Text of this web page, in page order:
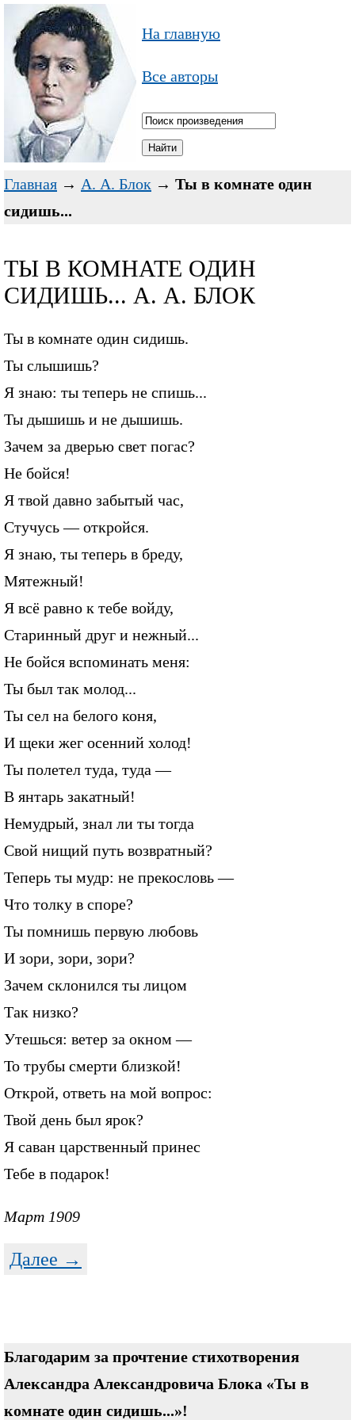
На главную
Все авторы
Главная → А. А. Блок → Ты в комнате один
сидишь...
ТЫ В КОМНАТЕ ОДИН
СИДИШЬ... А. А. БЛОК
Ты в комнате один сидишь.
Ты слышишь?
Я знаю: ты теперь не спишь...
Ты дышишь и не дышишь.
Зачем за дверью свет погас?
Не бойся!
Я твой давно забытый час,
Стучусь — откройся.
Я знаю, ты теперь в бреду,
Мятежный!
Я всё равно к тебе войду,
Старинный друг и нежный...
Не бойся вспоминать меня:
Ты был так молод...
Ты сел на белого коня,
И щеки жег осенний холод!
Ты полетел туда, туда —
В янтарь закатный!
Немудрый, знал ли ты тогда
Свой нищий путь возвратный?
Теперь ты мудр: не прекословь —
Что толку в споре?
Ты помнишь первую любовь
И зори, зори, зори?
Зачем склонился ты лицом
Так низко?
Утешься: ветер за окном —
То трубы смерти близкой!
Открой, ответь на мой вопрос:
Твой день был ярок?
Я саван царственный принес
Тебе в подарок!
Март 1909
Далее →
Благодарим за прочтение стихотворения
Александра Александровича Блока «Ты в
комнате один сидишь...»!